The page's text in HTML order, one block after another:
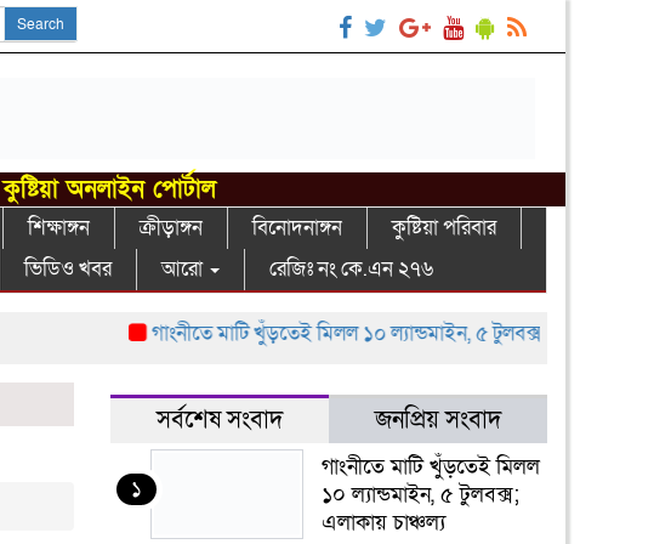
Search
অনলাইন পোর্টাল
শিক্ষাঙ্গন ক্রীড়াঙ্গন বিনোদনাঙ্গন
কুষ্টিয়া পরিবার
ভিডিও খবর আরো রেজিঃ নং কে.এন ২৭৬
গাংনীতে মাটি খুঁড়তেই মিলল ১০ ল্যান্ডমাইন, ৫ টুলবক্স; এলাকায় চাঞ্চল্য
সর্বশেষ সংবাদ জনপ্রিয় সংবাদ
১
গাংনীতে মাটি খুঁড়তেই মিলল
১০ ল্যান্ডমাইন, ৫ টুলবক্স;
এলাকায় চাঞ্চল্য